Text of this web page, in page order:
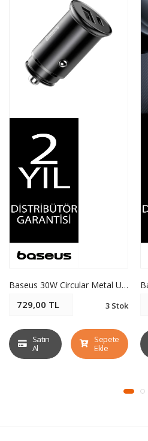
Baseus 30W Circular Metal Usb-A+ Usb-C Araç Hızlı Şarj Cihazı - Siyah
729,00 TL 3 Stok
Satın
Al
Sepete
Ekle